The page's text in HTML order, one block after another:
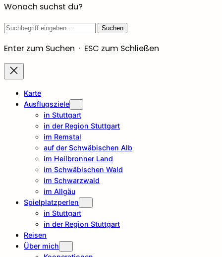
Wonach suchst du?
Suchbegriff
Suchen
Enter zum Suchen · ESC zum Schließen
Karte
Ausflugsziele
in Stuttgart
in der Region Stuttgart
im Remstal
auf der Schwäbischen Alb
im Heilbronner Land
im Schwäbischen Wald
im Schwarzwald
im Allgäu
Spielplatzperlen
in Stuttgart
in der Region Stuttgart
Reisen
Über mich